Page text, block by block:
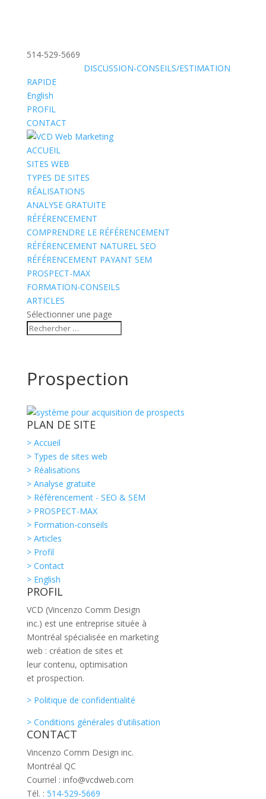
514-529-5669
DISCUSSION-CONSEILS/ESTIMATION
RAPIDE
English
PROFIL
CONTACT
ACCUEIL
SITES WEB
TYPES DE SITES
RÉALISATIONS
ANALYSE GRATUITE
RÉFÉRENCEMENT
COMPRENDRE LE RÉFÉRENCEMENT
RÉFÉRENCEMENT NATUREL SEO
RÉFÉRENCEMENT PAYANT SEM
PROSPECT-MAX
FORMATION-CONSEILS
ARTICLES
Sélectionner une page
Prospection
PLAN DE SITE
> Accueil
> Types de sites web
> Réalisations
> Analyse gratuite
> Référencement - SEO & SEM
> PROSPECT-MAX
> Formation-conseils
> Articles
> Profil
> Contact
> English
PROFIL
VCD (Vincenzo Comm Design
inc.) est une entreprise située à
Montréal spécialisée en marketing
web : création de sites et
leur contenu, optimisation
et prospection.
> Politique de confidentialité
> Conditions générales d'utilisation
CONTACT
Vincenzo Comm Design inc.
Montréal QC
Courriel : info@vcdweb.com
Tél. : 514-529-5669